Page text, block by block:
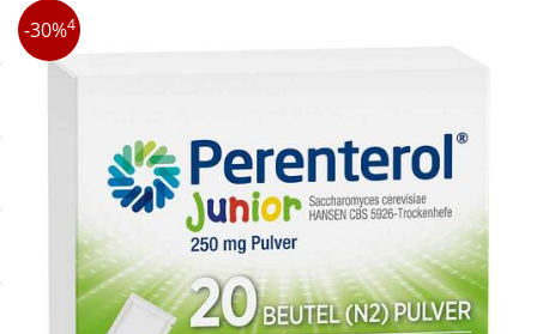
Aktuelle Coupons
Neuheiten
Schnäppchen
Arzneimittel
Körperpflege & Kosmetik
Liebe & Erotik
1A Pharma
Physiogel
Aliud Pharma
-30%4